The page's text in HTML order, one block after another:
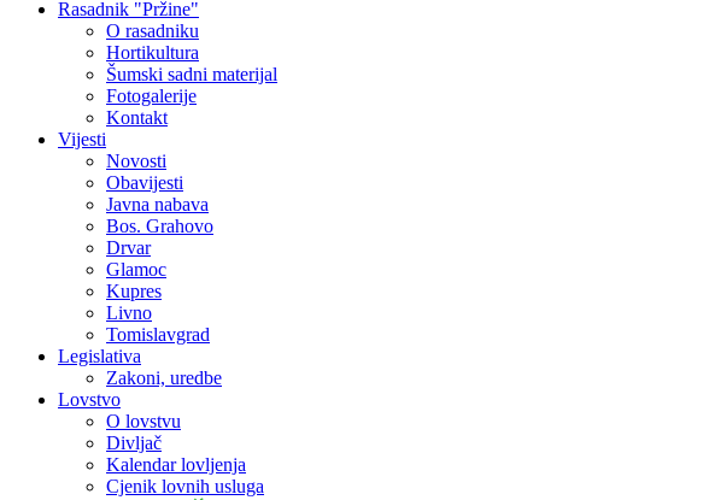
Rasadnik "Pržine"
O rasadniku
Hortikultura
Šumski sadni materijal
Fotogalerije
Kontakt
Vijesti
Novosti
Obavijesti
Javna nabava
Bos. Grahovo
Drvar
Glamoc
Kupres
Livno
Tomislavgrad
Legislativa
Zakoni, uredbe
Lovstvo
O lovstvu
Divljač
Kalendar lovljenja
Cjenik lovnih usluga